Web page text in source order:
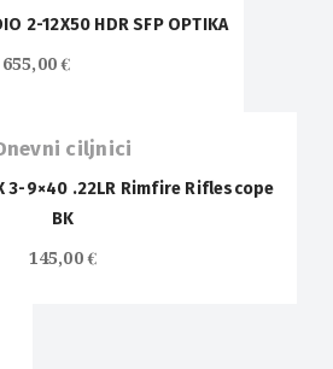
2-12X50 HDR SFP OPTIKA
655,00€
ciljnici
3-9×40 .22LR Rimfire Riflescope
BK
145,00€